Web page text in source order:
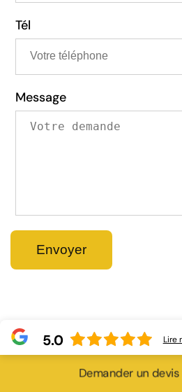
Tél
Message
Demander un
5.0 Lire